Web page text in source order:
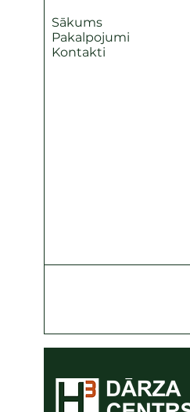
Sākums
Pakalpojumi
Kontakti